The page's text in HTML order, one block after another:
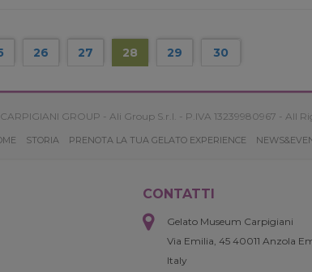
26 27 28 29 30
GROUP - Ali Group S.r.l. - P.IVA 13239980967 - All
STORIA PRENOTA LA TUA GELATO EXPERIENCE
CONTATTI
Gelato Museum Carpigiani
Via Emilia, 45 40011 Anzola
Italy